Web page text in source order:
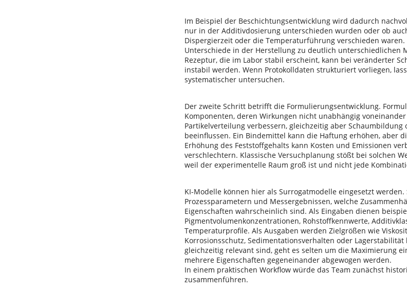
Im Beispiel der Beschichtungsentwicklung wird dadurch
nur in der Additivdosierung unterschieden wurden oder ob
Dispergierzeit oder die Temperaturführung verschieden
Unterschiede in der Herstellung zu deutlich unterschiedlichen
Rezeptur, die im Labor stabil erscheint, kann bei veränderter
instabil werden. Wenn Protokolldaten strukturiert vorliegen,
systematischer untersuchen.
Der zweite Schritt betrifft die Formulierungsentwicklung.
Komponenten, deren Wirkungen nicht unabhängig
Partikelverteilung verbessern, gleichzeitig aber
beeinflussen. Ein Bindemittel kann die Haftung erhöhen, aber
Erhöhung des Feststoffgehalts kann Kosten und Emissionen
verschlechtern. Klassische Versuchplanung stößt bei solchen
weil der experimentelle Raum groß ist und nicht jede
KI-Modelle können hier als Surrogatmodelle eingesetzt
Prozessparametern und Messergebnissen, welche
Eigenschaften wahrscheinlich sind. Als Eingaben dienen
Pigmentvolumenkonzentrationen, Rohstoffkennwerte,
Temperaturprofile. Als Ausgaben werden Zielgrößen wie
Korrosionsschutz, Sedimentationsverhalten oder
gleichzeitig relevant sind, geht es selten um die Maximierung
mehrere Eigenschaften gegeneinander abgewogen werden.
In einem praktischen Workflow würde das Team zunächst
zusammenführen.